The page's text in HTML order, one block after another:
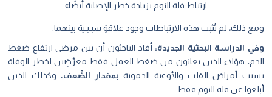
ارتباط قلة النوم بزيادة خطر الإصابة أيضًا»
ومع ذلك، لم تُثبِت هذه الارتباطات وجود علاقةٍ سبـبـية بينهما.
وفي الدراسة البحثية الجديدة: أفاد الباحثون أن بين مرضى ارتفاع ضغط
الدم، هؤلاء الذين يعانون من ضغط العمل فقط معرَّضِين لخطر الوفاة
بسبب أمراض القلب والأوعية الدموية بمقدار الضِّعف، وكذلك الذين
أبلغوا عن قلة النوم فقط.